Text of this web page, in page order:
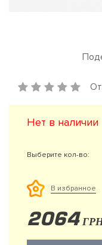
Нет в наличии
Выберите кол-во:
В избранное
2064